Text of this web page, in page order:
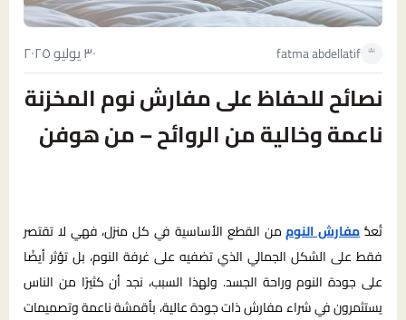
fatma abdellatif ٣٠ يوليو ٢٠٢٥
نصائح للحفاظ على مفارش نوم المخزنة
ناعمة وخالية من الروائح – من هوفن
تُعدُّمفارش النوممن القطع الأساسية في كل منزل، فهي لا تقتصر
فقط على الشكل الجمالي الذي تضفيه على غرفة النوم، بل تؤثر أيضًا
على جودة النوم وراحة الجسد. ولهذا السبب، نجد أن كثيرًا من الناس
يستثمرون في شراء مفارش ذات جودة عالية، بأقمشة ناعمة وتصميمات